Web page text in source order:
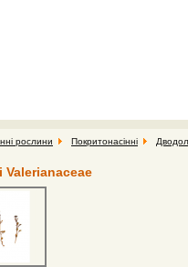
рослини Покритонасінні
Valerianaceae